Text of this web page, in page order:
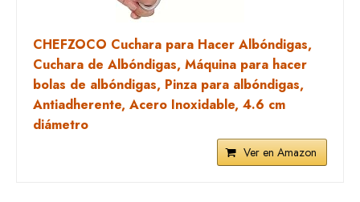
CHEFZOCO Cuchara para Hacer Albóndigas,
Cuchara de Albóndigas, Máquina para hacer
bolas de albóndigas, Pinza para albóndigas,
Antiadherente, Acero Inoxidable, 4.6 cm
diámetro
Ver en Amazon